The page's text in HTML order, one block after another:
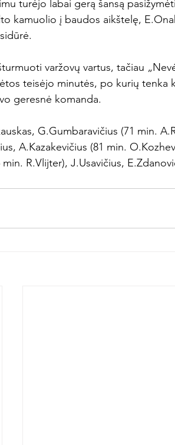
turėjo labai gerą šansą
kamuolio į baudos aikštelę,
varžovų vartus, tačiau
teisėjo minutės, po kurių tenka
geresnė komanda.
G.Gumbaravičius (71 min.
A.Kazakevičius (81 min.
R.Vlijter), J.Usavičius,